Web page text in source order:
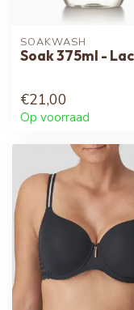
SOAKWASH
Soak 375ml -
€21,00
Op voorraad